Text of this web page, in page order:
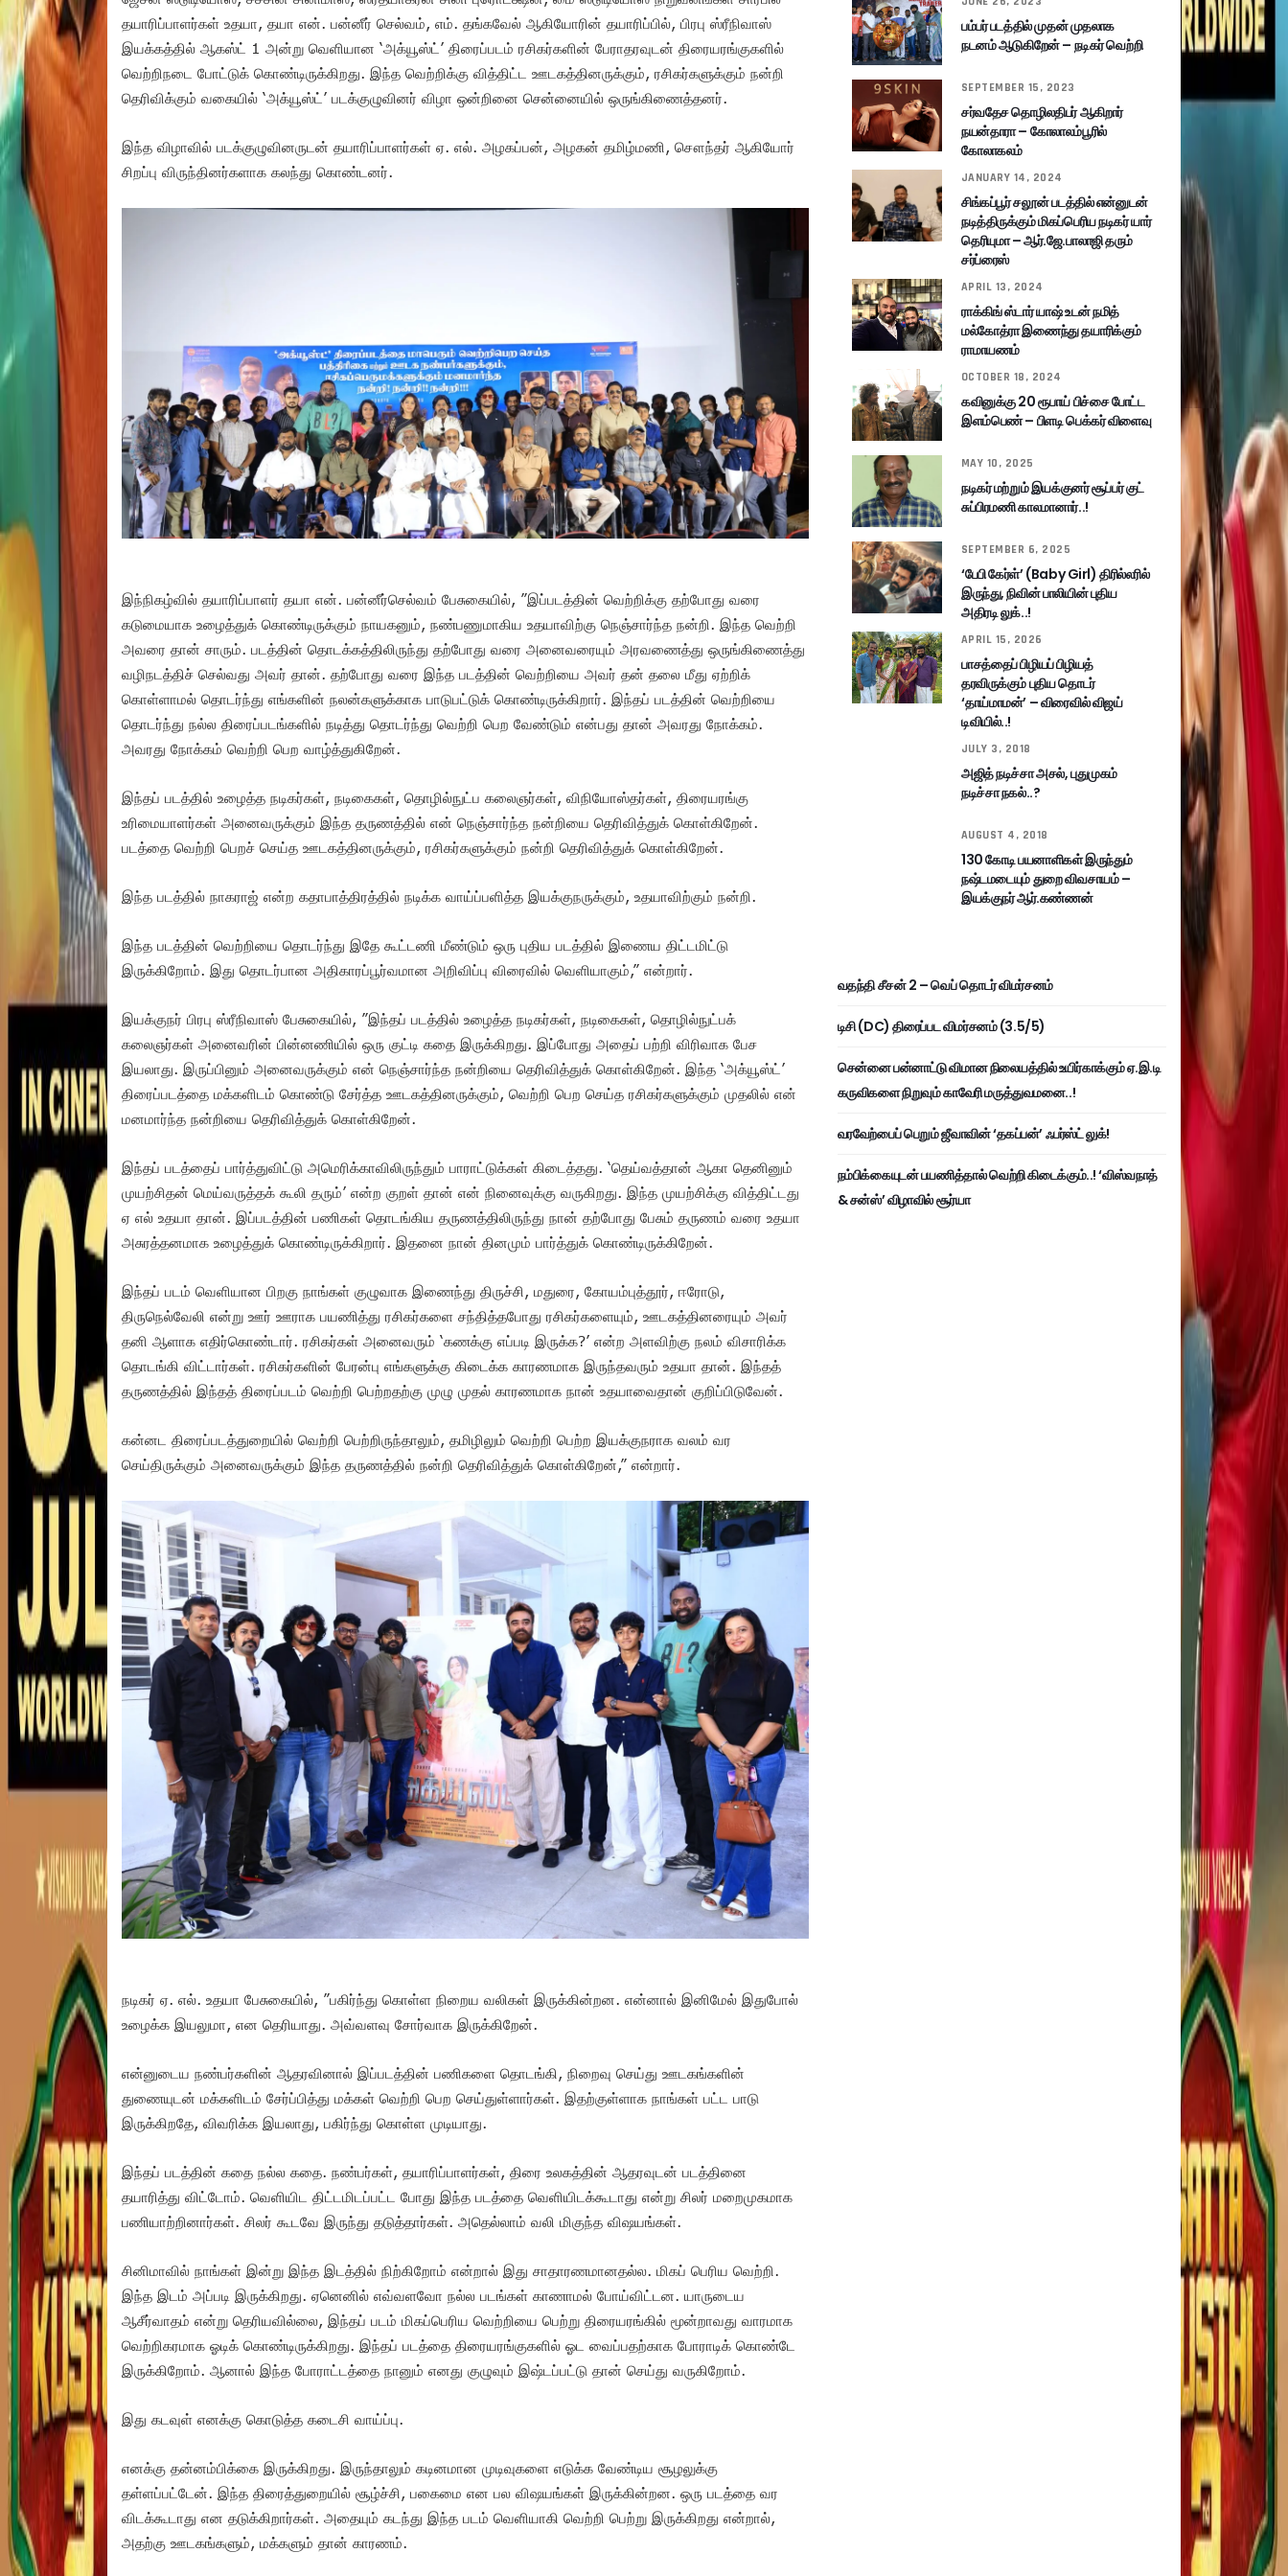
தயாரிப்பாளர்கள் உதயா, தயா என். பன்னீர் செல்வம், எம். தங்கவேல் ஆகியோரின் தயாரிப்பில், பிரபு ஸ்ரீநிவாஸ்
இயக்கத்தில் ஆகஸ்ட் 1 அன்று வெளியான ‘அக்யூஸ்ட்’ திரைப்படம் ரசிகர்களின் பேராதரவுடன் திரையரங்குகளில்
வெற்றிநடை போட்டுக் கொண்டிருக்கிறது. இந்த வெற்றிக்கு வித்திட்ட ஊடகத்தினருக்கும், ரசிகர்களுக்கும் நன்றி
தெரிவிக்கும் வகையில் ‘அக்யூஸ்ட்’ படக்குழுவினர் விழா ஒன்றினை சென்னையில் ஒருங்கிணைத்தனர்.
இந்த விழாவில் படக்குழுவினருடன் தயாரிப்பாளர்கள் ஏ. எல். அழகப்பன், அழகன் தமிழ்மணி, சௌந்தர் ஆகியோர்
சிறப்பு விருந்தினர்களாக கலந்து கொண்டனர்.
இந்நிகழ்வில் தயாரிப்பாளர் தயா என். பன்னீர்செல்வம் பேசுகையில், ”இப்படத்தின் வெற்றிக்கு தற்போது வரை
கடுமையாக உழைத்துக் கொண்டிருக்கும் நாயகனும், நண்பணுமாகிய உதயாவிற்கு நெஞ்சார்ந்த நன்றி. இந்த வெற்றி
அவரை தான் சாரும். படத்தின் தொடக்கத்திலிருந்து தற்போது வரை அனைவரையும் அரவணைத்து ஒருங்கிணைத்து
வழிநடத்திச் செல்வது அவர் தான். தற்போது வரை இந்த படத்தின் வெற்றியை அவர் தன் தலை மீது ஏற்றிக்
கொள்ளாமல் தொடர்ந்து எங்களின் நலன்களுக்காக பாடுபட்டுக் கொண்டிருக்கிறார். இந்தப் படத்தின் வெற்றியை
தொடர்ந்து நல்ல திரைப்படங்களில் நடித்து தொடர்ந்து வெற்றி பெற வேண்டும் என்பது தான் அவரது நோக்கம்.
அவரது நோக்கம் வெற்றி பெற வாழ்த்துகிறேன்.
இந்தப் படத்தில் உழைத்த நடிகர்கள், நடிகைகள், தொழில்நுட்ப கலைஞர்கள், விநியோஸ்தர்கள், திரையரங்கு
உரிமையாளர்கள் அனைவருக்கும் இந்த தருணத்தில் என் நெஞ்சார்ந்த நன்றியை தெரிவித்துக் கொள்கிறேன்.
படத்தை வெற்றி பெறச் செய்த ஊடகத்தினருக்கும், ரசிகர்களுக்கும் நன்றி தெரிவித்துக் கொள்கிறேன்.
இந்த படத்தில் நாகராஜ் என்ற கதாபாத்திரத்தில் நடிக்க வாய்ப்பளித்த இயக்குநருக்கும், உதயாவிற்கும் நன்றி.
இந்த படத்தின் வெற்றியை தொடர்ந்து இதே கூட்டணி மீண்டும் ஒரு புதிய படத்தில் இணைய திட்டமிட்டு
இருக்கிறோம். இது தொடர்பான அதிகாரப்பூர்வமான அறிவிப்பு விரைவில் வெளியாகும்,” என்றார்.
இயக்குநர் பிரபு ஸ்ரீநிவாஸ் பேசுகையில், ”இந்தப் படத்தில் உழைத்த நடிகர்கள், நடிகைகள், தொழில்நுட்பக்
கலைஞர்கள் அனைவரின் பின்னணியில் ஒரு குட்டி கதை இருக்கிறது. இப்போது அதைப் பற்றி விரிவாக பேச
இயலாது. இருப்பினும் அனைவருக்கும் என் நெஞ்சார்ந்த நன்றியை தெரிவித்துக் கொள்கிறேன். இந்த ‘அக்யூஸ்ட்’
திரைப்படத்தை மக்களிடம் கொண்டு சேர்த்த ஊடகத்தினருக்கும், வெற்றி பெற செய்த ரசிகர்களுக்கும் முதலில் என்
மனமார்ந்த நன்றியை தெரிவித்துக் கொள்கிறேன்.
இந்தப் படத்தைப் பார்த்துவிட்டு அமெரிக்காவிலிருந்தும் பாராட்டுக்கள் கிடைத்தது. ‘தெய்வத்தான் ஆகா தெனினும்
முயற்சிதன் மெய்வருத்தக் கூலி தரும்’ என்ற குறள் தான் என் நினைவுக்கு வருகிறது. இந்த முயற்சிக்கு வித்திட்டது
ஏ எல் உதயா தான். இப்படத்தின் பணிகள் தொடங்கிய தருணத்திலிருந்து நான் தற்போது பேசும் தருணம் வரை உதயா
அசுரத்தனமாக உழைத்துக் கொண்டிருக்கிறார். இதனை நான் தினமும் பார்த்துக் கொண்டிருக்கிறேன்.
இந்தப் படம் வெளியான பிறகு நாங்கள் குழுவாக இணைந்து திருச்சி, மதுரை, கோயம்புத்தூர், ஈரோடு,
திருநெல்வேலி என்று ஊர் ஊராக பயணித்து ரசிகர்களை சந்தித்தபோது ரசிகர்களையும், ஊடகத்தினரையும் அவர்
தனி ஆளாக எதிர்கொண்டார். ரசிகர்கள் அனைவரும் ‘கணக்கு எப்படி இருக்க?’ என்ற அளவிற்கு நலம் விசாரிக்க
தொடங்கி விட்டார்கள். ரசிகர்களின் பேரன்பு எங்களுக்கு கிடைக்க காரணமாக இருந்தவரும் உதயா தான். இந்தத்
தருணத்தில் இந்தத் திரைப்படம் வெற்றி பெற்றதற்கு முழு முதல் காரணமாக நான் உதயாவைதான் குறிப்பிடுவேன்.
கன்னட திரைப்படத்துறையில் வெற்றி பெற்றிருந்தாலும், தமிழிலும் வெற்றி பெற்ற இயக்குநராக வலம் வர
செய்திருக்கும் அனைவருக்கும் இந்த தருணத்தில் நன்றி தெரிவித்துக் கொள்கிறேன்,” என்றார்.
நடிகர் ஏ. எல். உதயா பேசுகையில், ”பகிர்ந்து கொள்ள நிறைய வலிகள் இருக்கின்றன. என்னால் இனிமேல் இதுபோல்
உழைக்க இயலுமா, என தெரியாது. அவ்வளவு சோர்வாக இருக்கிறேன்.
என்னுடைய நண்பர்களின் ஆதரவினால் இப்படத்தின் பணிகளை தொடங்கி, நிறைவு செய்து ஊடகங்களின்
துணையுடன் மக்களிடம் சேர்ப்பித்து மக்கள் வெற்றி பெற செய்துள்ளார்கள். இதற்குள்ளாக நாங்கள் பட்ட பாடு
இருக்கிறதே, விவரிக்க இயலாது, பகிர்ந்து கொள்ள முடியாது.
இந்தப் படத்தின் கதை நல்ல கதை. நண்பர்கள், தயாரிப்பாளர்கள், திரை உலகத்தின் ஆதரவுடன் படத்தினை
தயாரித்து விட்டோம். வெளியிட திட்டமிடப்பட்ட போது இந்த படத்தை வெளியிடக்கூடாது என்று சிலர் மறைமுகமாக
பணியாற்றினார்கள். சிலர் கூடவே இருந்து தடுத்தார்கள். அதெல்லாம் வலி மிகுந்த விஷயங்கள்.
சினிமாவில் நாங்கள் இன்று இந்த இடத்தில் நிற்கிறோம் என்றால் இது சாதாரணமானதல்ல. மிகப் பெரிய வெற்றி.
இந்த இடம் அப்படி இருக்கிறது. ஏனெனில் எவ்வளவோ நல்ல படங்கள் காணாமல் போய்விட்டன. யாருடைய
ஆசீர்வாதம் என்று தெரியவில்லை, இந்தப் படம் மிகப்பெரிய வெற்றியை பெற்று திரையரங்கில் மூன்றாவது வாரமாக
வெற்றிகரமாக ஓடிக் கொண்டிருக்கிறது. இந்தப் படத்தை திரையரங்குகளில் ஓட வைப்பதற்காக போராடிக் கொண்டே
இருக்கிறோம். ஆனால் இந்த போராட்டத்தை நானும் எனது குழுவும் இஷ்டப்பட்டு தான் செய்து வருகிறோம்.
இது கடவுள் எனக்கு கொடுத்த கடைசி வாய்ப்பு.
எனக்கு தன்னம்பிக்கை இருக்கிறது. இருந்தாலும் கடினமான முடிவுகளை எடுக்க வேண்டிய சூழலுக்கு
தள்ளப்பட்டேன். இந்த திரைத்துறையில் சூழ்ச்சி, பகைமை என பல விஷயங்கள் இருக்கின்றன. ஒரு படத்தை வர
விடக்கூடாது என தடுக்கிறார்கள். அதையும் கடந்து இந்த படம் வெளியாகி வெற்றி பெற்று இருக்கிறது என்றால்,
அதற்கு ஊடகங்களும், மக்களும் தான் காரணம்.
பம்பர் படத்தில் முதன் முதலாக
நடனம் ஆடுகிறேன் – நடிகர் வெற்றி
SEPTEMBER 15, 2023
சர்வதேச தொழிலதிபர் ஆகிறார்
நயன்தாரா – கோலாலம்பூரில்
கோலாகலம்
JANUARY 14, 2024
சிங்கப்பூர் சலூன் படத்தில் என்னுடன்
நடித்திருக்கும் மிகப்பெரிய நடிகர் யார்
தெரியுமா – ஆர்.ஜே.பாலாஜி தரும்
சர்ப்ரைஸ்
APRIL 13, 2024
ராக்கிங் ஸ்டார் யாஷ் உடன் நமித்
மல்கோத்ரா இணைந்து தயாரிக்கும்
ராமாயணம்
OCTOBER 18, 2024
கவினுக்கு 20 ரூபாய் பிச்சை போட்ட
இளம்பெண் – பிளடி பெக்கர் விளைவு
MAY 10, 2025
நடிகர் மற்றும் இயக்குனர் சூப்பர் குட்
சுப்பிரமணி காலமானார்..!
SEPTEMBER 6, 2025
‘பேபி கேர்ள்’ (Baby Girl) திரில்லரில்
இருந்து, நிவின் பாலியின் புதிய
அதிரடி லுக்..!
APRIL 15, 2026
பாசத்தைப் பிழியப் பிழியத்
தரவிருக்கும் புதிய தொடர்
‘தாய்மாமன்’ – விரைவில் விஜய்
டிவியில்..!
JULY 3, 2018
அஜித் நடிச்சா அசல், புதுமுகம்
நடிச்சா நகல்..?
AUGUST 4, 2018
130 கோடி பயனாளிகள் இருந்தும்
நஷ்டமடையும் துறை விவசாயம் –
இயக்குநர் ஆர்.கண்ணன்
வதந்தி சீசன் 2 – வெப் தொடர் விமர்சனம்
டிசி (DC) திரைப்பட விமர்சனம் (3.5/5)
சென்னை பன்னாட்டு விமான நிலையத்தில் உயிர்காக்கும் ஏ.இ.டி
கருவிகளை நிறுவும் காவேரி மருத்துவமனை..!
வரவேற்பைப் பெறும் ஜீவாவின் ‘தகப்பன்’ ஃபர்ஸ்ட் லுக்!
நம்பிக்கையுடன் பயணித்தால் வெற்றி கிடைக்கும்..! ‘விஸ்வநாத்
& சன்ஸ்’ விழாவில் சூர்யா